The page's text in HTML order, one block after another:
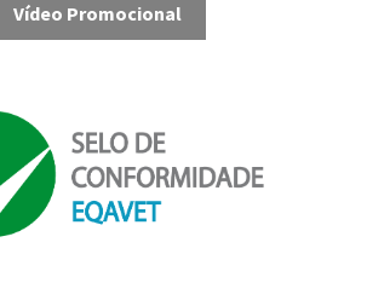
Vídeo Promocional